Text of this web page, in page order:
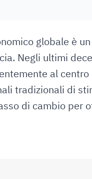
globale è
Negli ultimi
al
tradizionali di
di cambio per